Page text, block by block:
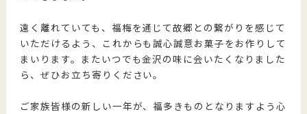
遠く離れていても、福梅を通じて故郷との繋がりを感じて
いただけるよう、これからも誠心誠意お菓子をお作りして
まいります。またいつでも金沢の味に会いたくなりました
ら、ぜひお立ち寄りください。
ご家族皆様の新しい一年が、福多きものとなりますよう心